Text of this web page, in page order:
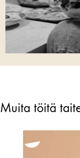
Muita töitä